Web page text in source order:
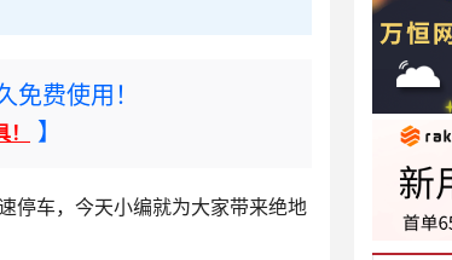
免费使用！
】
车，今天小编就为大家带来绝地